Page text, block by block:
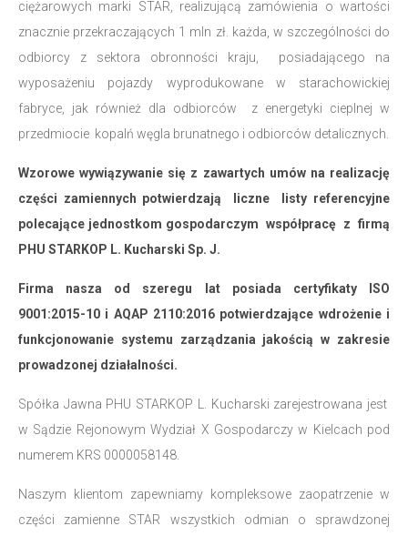
ciężarowych marki STAR, realizującą zamówienia o wartości
znacznie przekraczających 1 mln zł. każda, w szczególności do
odbiorcy z sektora obronności kraju, posiadającego na
wyposażeniu pojazdy wyprodukowane w starachowickiej
fabryce, jak również dla odbiorców z energetyki cieplnej w
przedmiocie kopalń węgla brunatnego i odbiorców detalicznych.
Wzorowe wywiązywanie się z zawartych umów na realizację
części zamiennych potwierdzają liczne listy referencyjne
polecające jednostkom gospodarczym współpracę z firmą
PHU STARKOP L. Kucharski Sp. J.
Firma nasza od szeregu lat posiada certyfikaty ISO
9001:2015-10 i AQAP 2110:2016 potwierdzające wdrożenie i
funkcjonowanie systemu zarządzania jakością w zakresie
prowadzonej działalności.
Spółka Jawna PHU STARKOP L. Kucharski zarejestrowana jest
w Sądzie Rejonowym Wydział X Gospodarczy w Kielcach pod
numerem KRS 0000058148.
Naszym klientom zapewniamy kompleksowe zaopatrzenie w
części zamienne STAR wszystkich odmian o sprawdzonej